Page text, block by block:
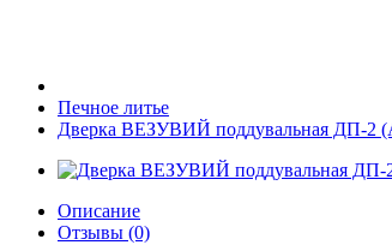
Печное литье
Дверка ВЕЗУВИЙ поддувальная ДП-2
Описание
Отзывы (0)